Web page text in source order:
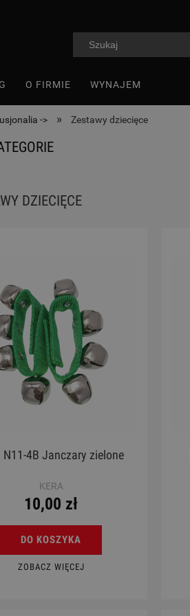
O FIRMIE WYNAJEM
-> » Zestawy dziecięce
DZIECIĘCE
N11-4B Janczary zielone
KERA
10,00 zł
DO KOSZYKA
ZOBACZ WIĘCEJ